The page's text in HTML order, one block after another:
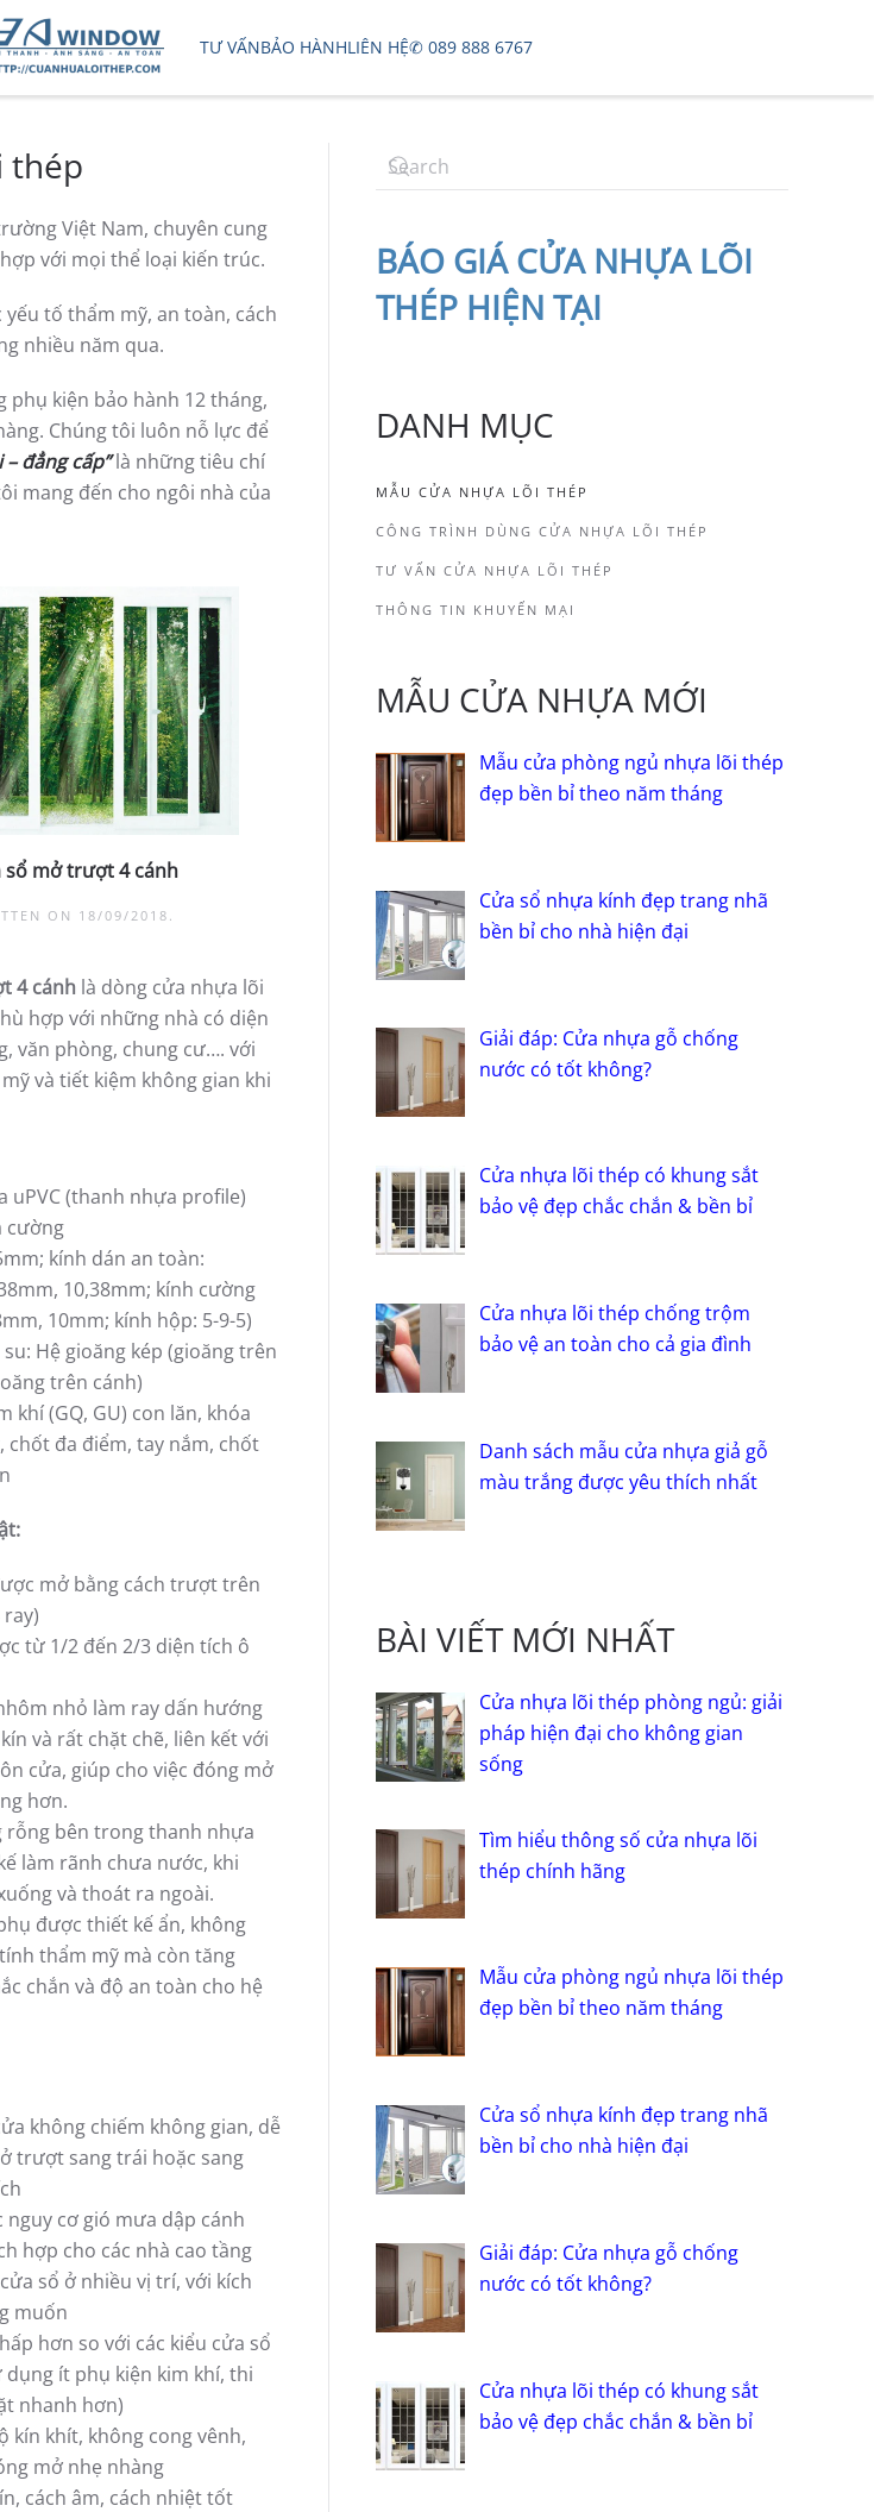
TƯ VẤNBẢO HÀNHLIÊN HỆ✆ 089 888 6767
thép
Việt Nam, chuyên cung
với mọi thể loại kiến trúc.
tố thẩm mỹ, an toàn, cách
nhiều năm qua.
phụ kiện bảo hành 12 tháng,
Chúng tôi luôn nỗ lực để
đẳng cấp”là những tiêu chí
mang đến cho ngôi nhà của
sổ mở trượt 4 cánh
ON 18/09/2018
4 cánhlà dòng cửa nhựa lõi
hợp với những nhà có diện
văn phòng, chung cư…. với
và tiết kiệm không gian khi
uPVC (thanh nhựa profile)
cường
kính dán an toàn:
10,38mm; kính cường
10mm; kính hộp: 5-9-5)
Hệ gioăng kép (gioăng trên
trên cánh)
khí (GQ, GU) con lăn, khóa
chốt đa điểm, tay nắm, chốt
mở bằng cách trượt trên
ray)
từ 1/2 đến 2/3 diện tích ô
nhỏ làm ray dấn hướng
và rất chặt chẽ, liên kết với
cửa, giúp cho việc đóng mở
hơn.
rỗng bên trong thanh nhựa
làm rãnh chưa nước, khi
và thoát ra ngoài.
được thiết kế ẩn, không
thẩm mỹ mà còn tăng
chắn và độ an toàn cho hệ
không chiếm không gian, dễ
trượt sang trái hoặc sang
nguy cơ gió mưa dập cánh
hợp cho các nhà cao tầng
sổ ở nhiều vị trí, với kích
muốn
hơn so với các kiểu cửa sổ
dụng ít phụ kiện kim khí, thi
nhanh hơn)
kín khít, không cong vênh,
mở nhẹ nhàng
cách âm, cách nhiệt tốt
BÁO GIÁ CỬA NHỰA LÕI
THÉP HIỆN TẠI
DANH MỤC
MẪU CỬA NHỰA LÕI THÉP
CÔNG TRÌNH DÙNG CỬA NHỰA LÕI THÉP
TƯ VẤN CỬA NHỰA LÕI THÉP
THÔNG TIN KHUYẾN MẠI
MẪU CỬA NHỰA MỚI
Mẫu cửa phòng ngủ nhựa lõi thép
đẹp bền bỉ theo năm tháng
Cửa sổ nhựa kính đẹp trang nhã
bền bỉ cho nhà hiện đại
Giải đáp: Cửa nhựa gỗ chống
nước có tốt không?
Cửa nhựa lõi thép có khung sắt
bảo vệ đẹp chắc chắn & bền bỉ
Cửa nhựa lõi thép chống trộm
bảo vệ an toàn cho cả gia đình
Danh sách mẫu cửa nhựa giả gỗ
màu trắng được yêu thích nhất
BÀI VIẾT MỚI NHẤT
Cửa nhựa lõi thép phòng ngủ: giải
pháp hiện đại cho không gian
sống
Tìm hiểu thông số cửa nhựa lõi
thép chính hãng
Mẫu cửa phòng ngủ nhựa lõi thép
đẹp bền bỉ theo năm tháng
Cửa sổ nhựa kính đẹp trang nhã
bền bỉ cho nhà hiện đại
Giải đáp: Cửa nhựa gỗ chống
nước có tốt không?
Cửa nhựa lõi thép có khung sắt
bảo vệ đẹp chắc chắn & bền bỉ